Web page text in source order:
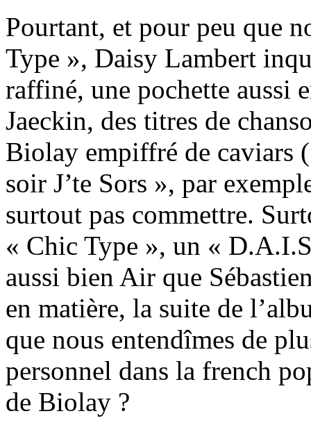
Pourtant, et pour peu que
Type », Daisy Lambert
raffiné, une pochette aussi
Jaeckin, des titres de
Biolay empiffré de caviars
soir J’te Sors », par
surtout pas commettre.
« Chic Type », un «
aussi bien Air que
en matière, la suite de
que nous entendîmes de
personnel dans la french
de Biolay ?